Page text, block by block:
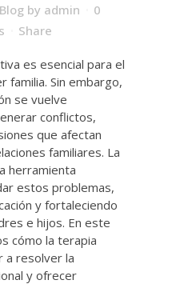
Blog by admin
0
Share
es esencial para el
familia. Sin embargo,
se vuelve
conflictos,
que afectan
familiares. La
herramienta
estos problemas,
y fortaleciendo
e hijos. En este
cómo la terapia
a resolver la
y ofrecer